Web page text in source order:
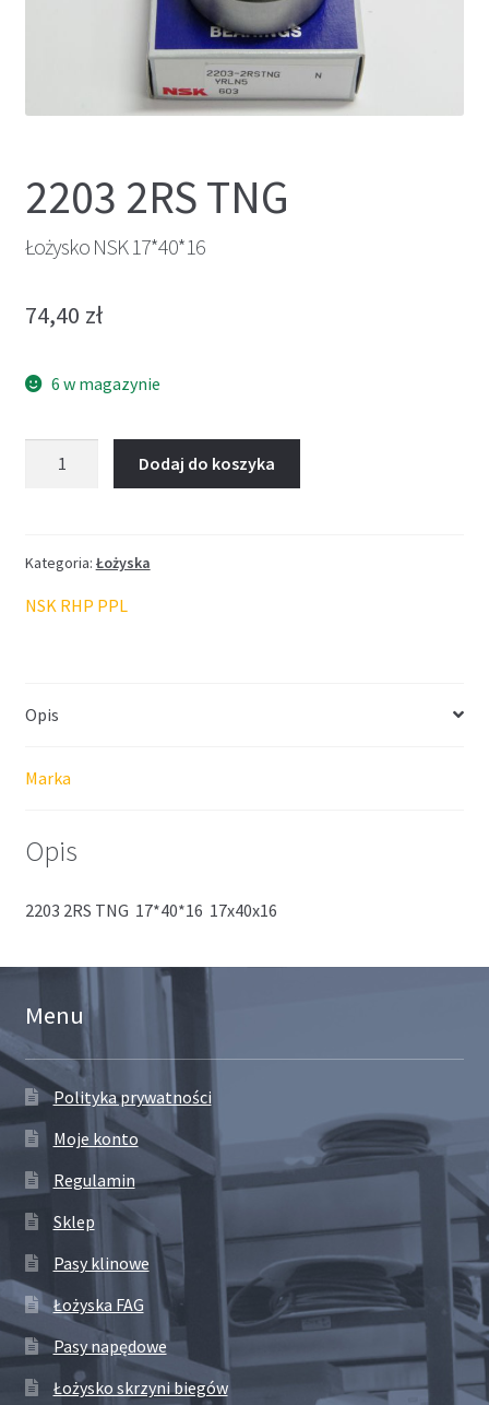
2203 2RS TNG
Łożysko NSK 17*40*16
74,40 zł
6 w magazynie
Dodaj do koszyka
Kategoria: Łożyska
NSK RHP PPL
Opis
Marka
Opis
2203 2RS TNG 17*40*16 17x40x16
Menu
Polityka prywatności
Moje konto
Regulamin
Sklep
Pasy klinowe
Łożyska FAG
Pasy napędowe
Łożysko skrzyni biegów